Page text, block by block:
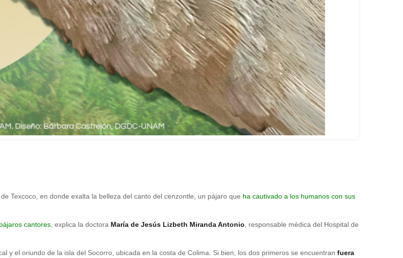
Texcoco, en donde exalta la belleza del canto del cenzontle, un pájaro que ha cautivado a los humanos con sus
pájaros cantores , explica la doctora María de Jesús Lizbeth Miranda Antonio , responsable médica del Hospital de
y el oriundo de la isla del Socorro, ubicada en la costa de Colima. Si bien, los dos primeros se encuentran fuera